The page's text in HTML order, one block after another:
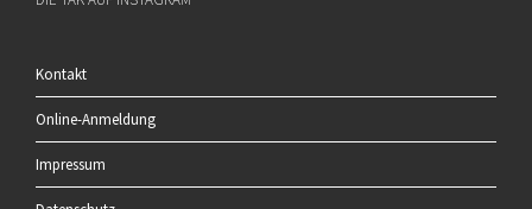
Kontakt
Online-Anmeldung
Impressum